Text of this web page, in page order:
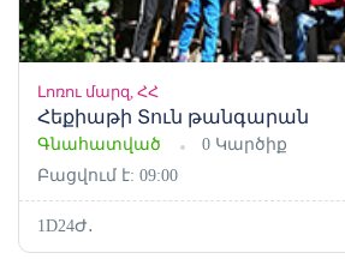
Լոռու մարզ, ՀՀ
Հեքիաթի Տուն թանգարան
Գնահատված
0 Կարծիք
Բացվում է: 09:00
1D24Ժ․